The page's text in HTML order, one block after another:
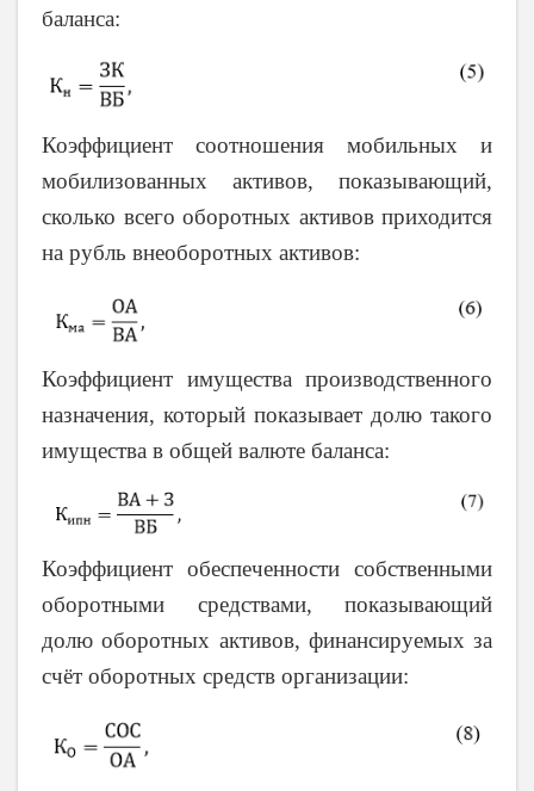
баланса:
Коэффициент соотношения мобильных и
мобилизованных активов, показывающий,
сколько всего оборотных активов приходится
на рубль внеоборотных активов:
Коэффициент имущества производственного
назначения, который показывает долю такого
имущества в общей валюте баланса:
Коэффициент обеспеченности собственными
оборотными средствами, показывающий
долю оборотных активов, финансируемых за
счёт оборотных средств организации: